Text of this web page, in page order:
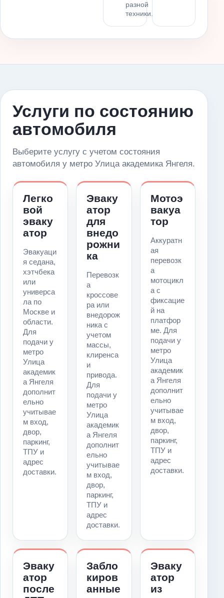
разной
техники.
Услуги по состоянию
автомобиля
Выберите услугу с учетом состояния
автомобиля у метро Улица академика Янгеля.
Легко
вой
эваку
атор
Эвакуаци
я седана,
хэтчбека
или
универса
ла по
Москве и
области.
Для
подачи у
метро
Улица
академик
а Янгеля
дополнит
ельно
учитывае
м вход,
двор,
паркинг,
ТПУ и
адрес
доставки.
Эваку
атор
для
внедо
рожни
ка
Перевозк
а
кроссове
ра или
внедорож
ника с
учетом
массы,
клиренса
и
привода.
Для
подачи у
метро
Улица
академик
а Янгеля
дополнит
ельно
учитывае
м вход,
двор,
паркинг,
ТПУ и
адрес
доставки.
Мотоэ
вакуа
тор
Аккуратн
ая
перевозк
а
мотоцикл
а с
фиксацие
й на
платфор
ме. Для
подачи у
метро
Улица
академик
а Янгеля
дополнит
ельно
учитывае
м вход,
двор,
паркинг,
ТПУ и
адрес
доставки.
Эваку
атор
после
Забло
киров
анные
Эваку
атор
из